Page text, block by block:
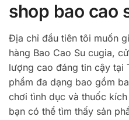
shop bao cao
Địa chỉ đầu tiên tôi muốn
hàng Bao Cao Su cugia,
lượng cao đáng tin cậy tại
phẩm đa dạng bao gồm
chơi tình dục và thuốc
bạn có thể tìm thấy sản